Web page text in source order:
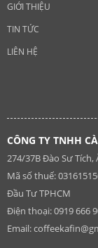
GIỚI THIỆU
TIN TỨC
LIÊN HỆ
CÔNG TY TNHH
274/37B Đào Sư Tích,
Mã số thuế:
Đầu Tư TPHCM
Điện thoại: 0919 666
Email: